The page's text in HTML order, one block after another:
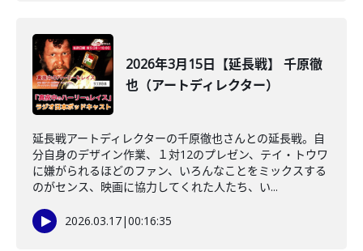
2026年3月15日【延長戦】 千原徹
也（アートディレクター）
延長戦アートディレクターの千原徹也さんとの延長戦。自
分自身のデザイン作業、１対12のプレゼン、テイ・トウワ
に嫌がられるほどのファン、いろんなことをミックスする
のがセンス、映画に協力してくれた人たち、い...
2026.03.17|00:16:35